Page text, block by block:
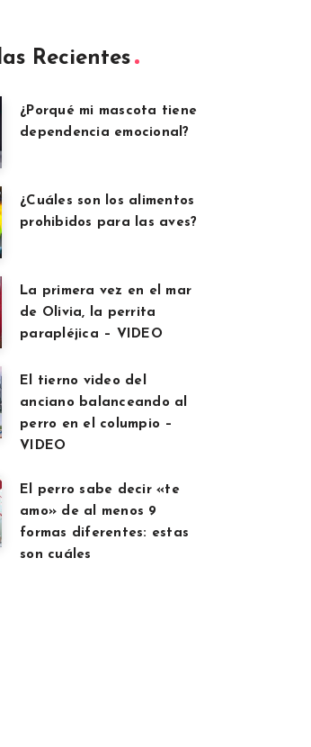
Recientes
¿Porqué mi mascota tiene
dependencia emocional?
¿Cuáles son los alimentos
prohibidos para las aves?
La primera vez en el mar
de Olivia, la perrita
parapléjica – VIDEO
El tierno video del
anciano balanceando al
perro en el columpio –
VIDEO
El perro sabe decir «te
amo» de al menos 9
formas diferentes: estas
son cuáles